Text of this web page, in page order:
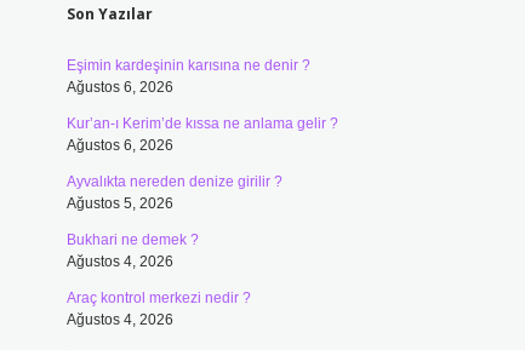
Son Yazılar
Eşimin kardeşinin karısına ne denir ?
Ağustos 6, 2026
Kur’an-ı Kerim’de kıssa ne anlama gelir ?
Ağustos 6, 2026
Ayvalıkta nereden denize girilir ?
Ağustos 5, 2026
Bukhari ne demek ?
Ağustos 4, 2026
Araç kontrol merkezi nedir ?
Ağustos 4, 2026